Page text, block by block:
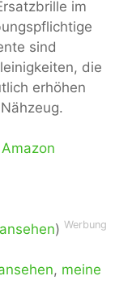
im
sind
die
erhöhen
) Werbung
, meine